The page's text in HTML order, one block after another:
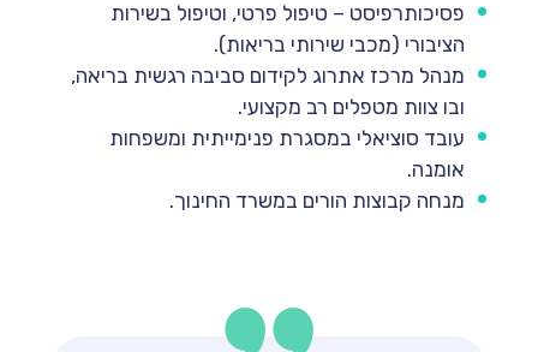
פסיכותרפיסט – טיפול פרטי, וטיפול בשירות
הציבורי (מכבי שירותי בריאות).
מנהל מרכז אתרוג לקידום סביבה רגשית בריאה,
ובו צוות מטפלים רב מקצועי.
עובד סוציאלי במסגרת פנימייתית ומשפחות
אומנה.
מנחה קבוצות הורים במשרד החינוך.